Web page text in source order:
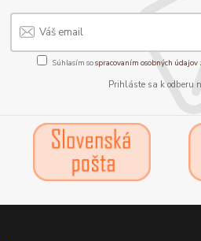
Súhlasím sospracovaním osobných údajov
Prihláste sa k odberu